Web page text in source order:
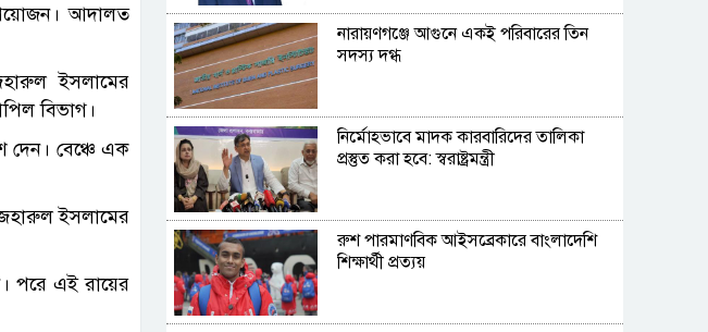
আদালত
ইসলামের
বিভাগ।
দেন। বেঞ্চে এক
ইসলামের
পরে এই রায়ের
নারায়ণগঞ্জে আগুনে একই পরিবারের তিন
সদস্য দগ্ধ
নির্মোহভাবে মাদক কারবারিদের তালিকা
প্রস্তুত করা হবে: স্বরাষ্ট্রমন্ত্রী
রুশ পারমাণবিক আইসব্রেকারে বাংলাদেশি
শিক্ষার্থী প্রত্যয়